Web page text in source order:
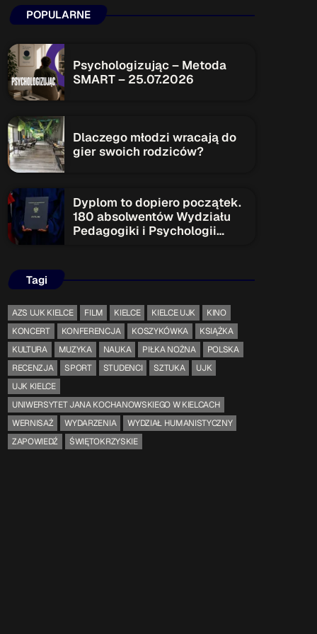
POPULARNE
Psychologizując – Metoda
SMART – 25.07.2026
Dlaczego młodzi wracają do
gier swoich rodziców?
Dyplom to dopiero początek.
180 absolwentów Wydziału
Pedagogiki i Psychologii
Tagi
AZS UJK KIELCE FILM KIELCE KIELCE UJK
KINO
KONCERT
KONFERENCJA KOSZYKÓWKA
KSIĄŻKA
KULTURA
MUZYKA NAUKA PIŁKA NOŻNA
POLSKA
RECENZJA
SPORT STUDENCI SZTUKA
UJK
UJK KIELCE
UNIWERSYTET JANA KOCHANOWSKIEGO W KIELCACH
WERNISAŻ
WYDARZENIA
WYDZIAŁ HUMANISTYCZNY
ZAPOWIEDŹ
ŚWIĘTOKRZYSKIE